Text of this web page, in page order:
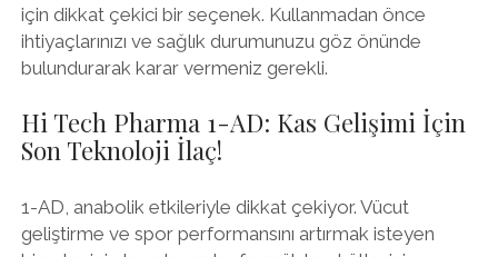
için dikkat çekici bir seçenek. Kullanmadan önce
ihtiyaçlarınızı ve sağlık durumunuzu göz önünde
bulundurarak karar vermeniz gerekli.
Hi Tech Pharma 1-AD: Kas Gelişimi İçin
Son Teknoloji İlaç!
1-AD, anabolik etkileriyle dikkat çekiyor. Vücut
geliştirme ve spor performansını artırmak isteyen